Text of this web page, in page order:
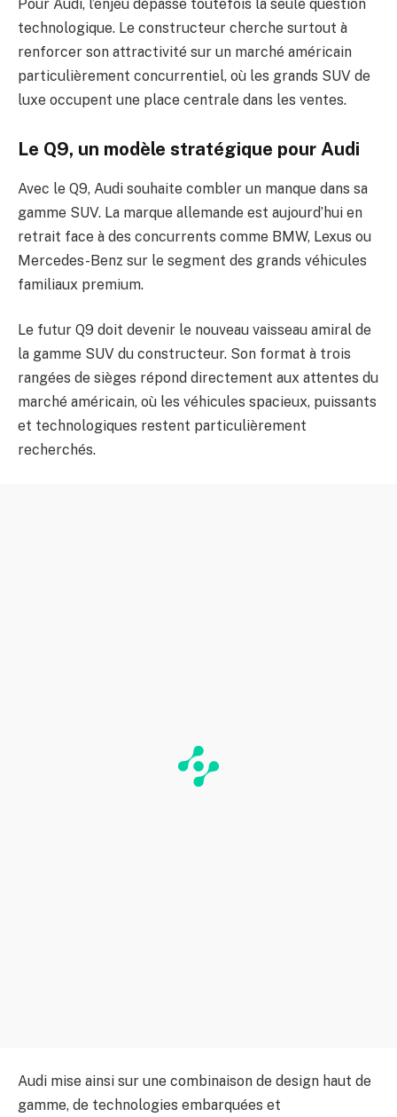
Pour Audi, l’enjeu dépasse toutefois la seule question
technologique. Le constructeur cherche surtout à
renforcer son attractivité sur un marché américain
particulièrement concurrentiel, où les grands SUV de
luxe occupent une place centrale dans les ventes.
Le Q9, un modèle stratégique pour Audi
Avec le Q9, Audi souhaite combler un manque dans sa
gamme SUV. La marque allemande est aujourd’hui en
retrait face à des concurrents comme BMW, Lexus ou
Mercedes-Benz sur le segment des grands véhicules
familiaux premium.
Le futur Q9 doit devenir le nouveau vaisseau amiral de
la gamme SUV du constructeur. Son format à trois
rangées de sièges répond directement aux attentes du
marché américain, où les véhicules spacieux, puissants
et technologiques restent particulièrement
recherchés.
Audi mise ainsi sur une combinaison de design haut de
gamme, de technologies embarquées et